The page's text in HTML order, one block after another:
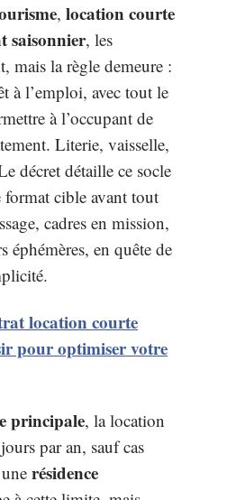
, location courte
saisonnier, les
mais la règle demeure :
à l’emploi, avec tout le
à l’occupant de
Literie, vaisselle,
décret détaille ce socle
format cible avant tout
cadres en mission,
éphémères, en quête de
location courte
pour optimiser votre
principale, la location
par an, sauf cas
résidence